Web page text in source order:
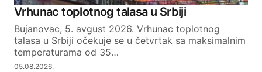
Vrhunac toplotnog talasa u Srbiji
Bujanovac, 5. avgust 2026. Vrhunac toplotnog
talasa u Srbiji očekuje se u četvrtak sa maksimalnim
temperaturama od 35…
05.08.2026.